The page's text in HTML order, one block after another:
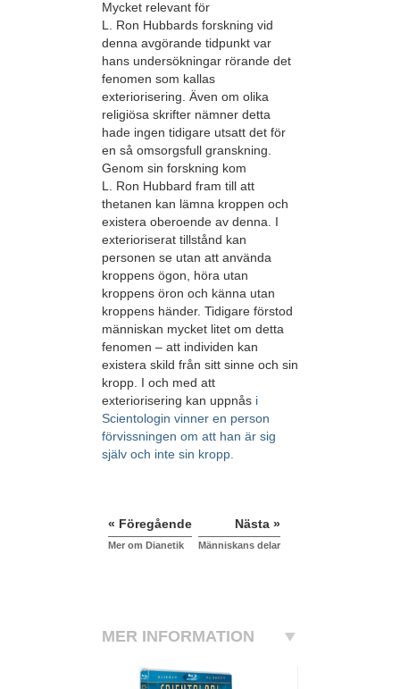
Mycket relevant för
L. Ron Hubbards forskning vid
denna avgörande tidpunkt var
hans undersökningar rörande det
fenomen som kallas
exteriorisering. Även om olika
religiösa skrifter nämner detta
hade ingen tidigare utsatt det för
en så omsorgsfull granskning.
Genom sin forskning kom
L. Ron Hubbard fram till att
thetanen kan lämna kroppen och
existera oberoende av denna. I
exterioriserat tillstånd kan
personen se utan att använda
kroppens ögon, höra utan
kroppens öron och känna utan
kroppens händer. Tidigare förstod
människan mycket litet om detta
fenomen – att individen kan
existera skild från sitt sinne och sin
kropp. I och med att
exteriorisering kan uppnås i
Scientologin vinner en person
förvissningen om att han är sig
själv och inte sin kropp.
« Föregående
Mer om Dianetik
Nästa »
Människans delar
MER INFORMATION